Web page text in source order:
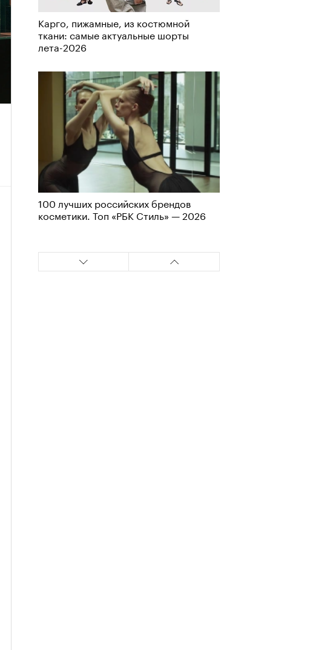
Карго, пижамные, из костюмной
ткани: самые актуальные шорты
лета-2026
100 лучших российских брендов
косметики. Топ «РБК Стиль» — 2026
ЧИТАЙТЕ ТАКЖЕ
«РБК Визионеры» и masters:dom
провели первую резиденцию